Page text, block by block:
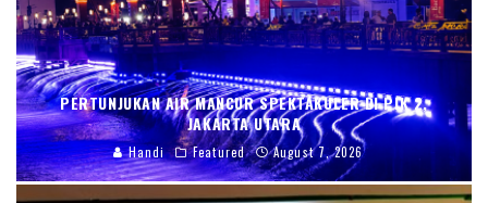
PERTUNJUKAN AIR MANCUR SPEKTAKULER DI PIK 2,
JAKARTA UTARA
Handi Featured August 7, 2026